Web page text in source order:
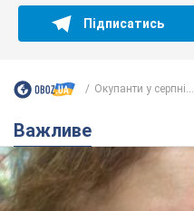
Підписатись
Окупанти у серпні...
Важливе